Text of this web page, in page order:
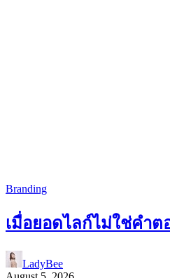
Branding
เมื่อยอดไลก์ไม่ใช่คำ
LadyBee